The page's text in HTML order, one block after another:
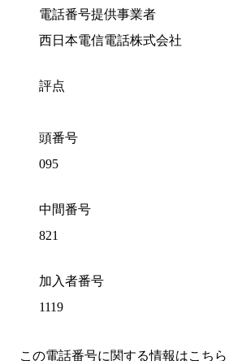
電話番号提供事業者
西日本電信電話株式会社
評点
頭番号
095
中間番号
821
加入者番号
1119
この電話番号に関する情報はこちら